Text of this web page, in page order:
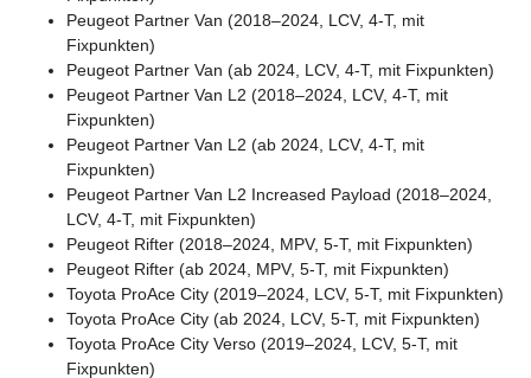
Peugeot Partner Van (2018–2024, LCV, 4-T, mit
Fixpunkten)
Peugeot Partner Van (ab 2024, LCV, 4-T, mit Fixpunkten)
Peugeot Partner Van L2 (2018–2024, LCV, 4-T, mit
Fixpunkten)
Peugeot Partner Van L2 (ab 2024, LCV, 4-T, mit
Fixpunkten)
Peugeot Partner Van L2 Increased Payload (2018–2024,
LCV, 4-T, mit Fixpunkten)
Peugeot Rifter (2018–2024, MPV, 5-T, mit Fixpunkten)
Peugeot Rifter (ab 2024, MPV, 5-T, mit Fixpunkten)
Toyota ProAce City (2019–2024, LCV, 5-T, mit Fixpunkten)
Toyota ProAce City (ab 2024, LCV, 5-T, mit Fixpunkten)
Toyota ProAce City Verso (2019–2024, LCV, 5-T, mit
Fixpunkten)